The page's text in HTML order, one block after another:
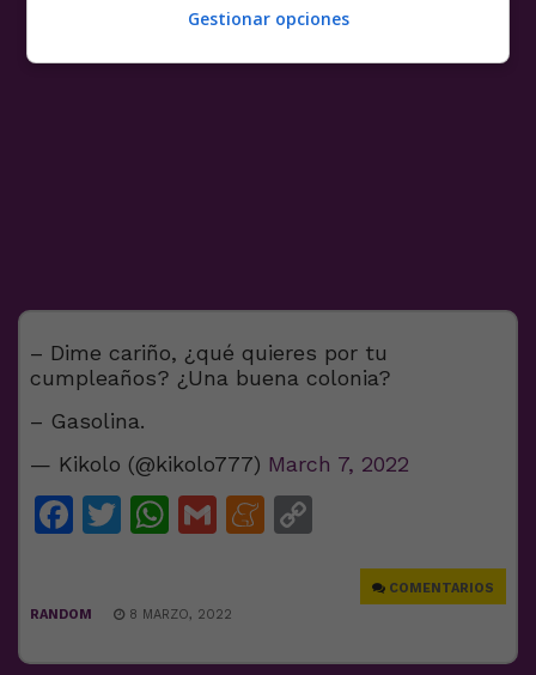
– Dime cariño, ¿qué quieres por tu
cumpleaños? ¿Una buena colonia?
– Gasolina.
— Kikolo (@kikolo777) March 7, 2022
Facebook
Twitter
WhatsApp
GmailMeneame
COMENTARIOS
RANDOM
8 MARZO, 2022
Gestionar opciones